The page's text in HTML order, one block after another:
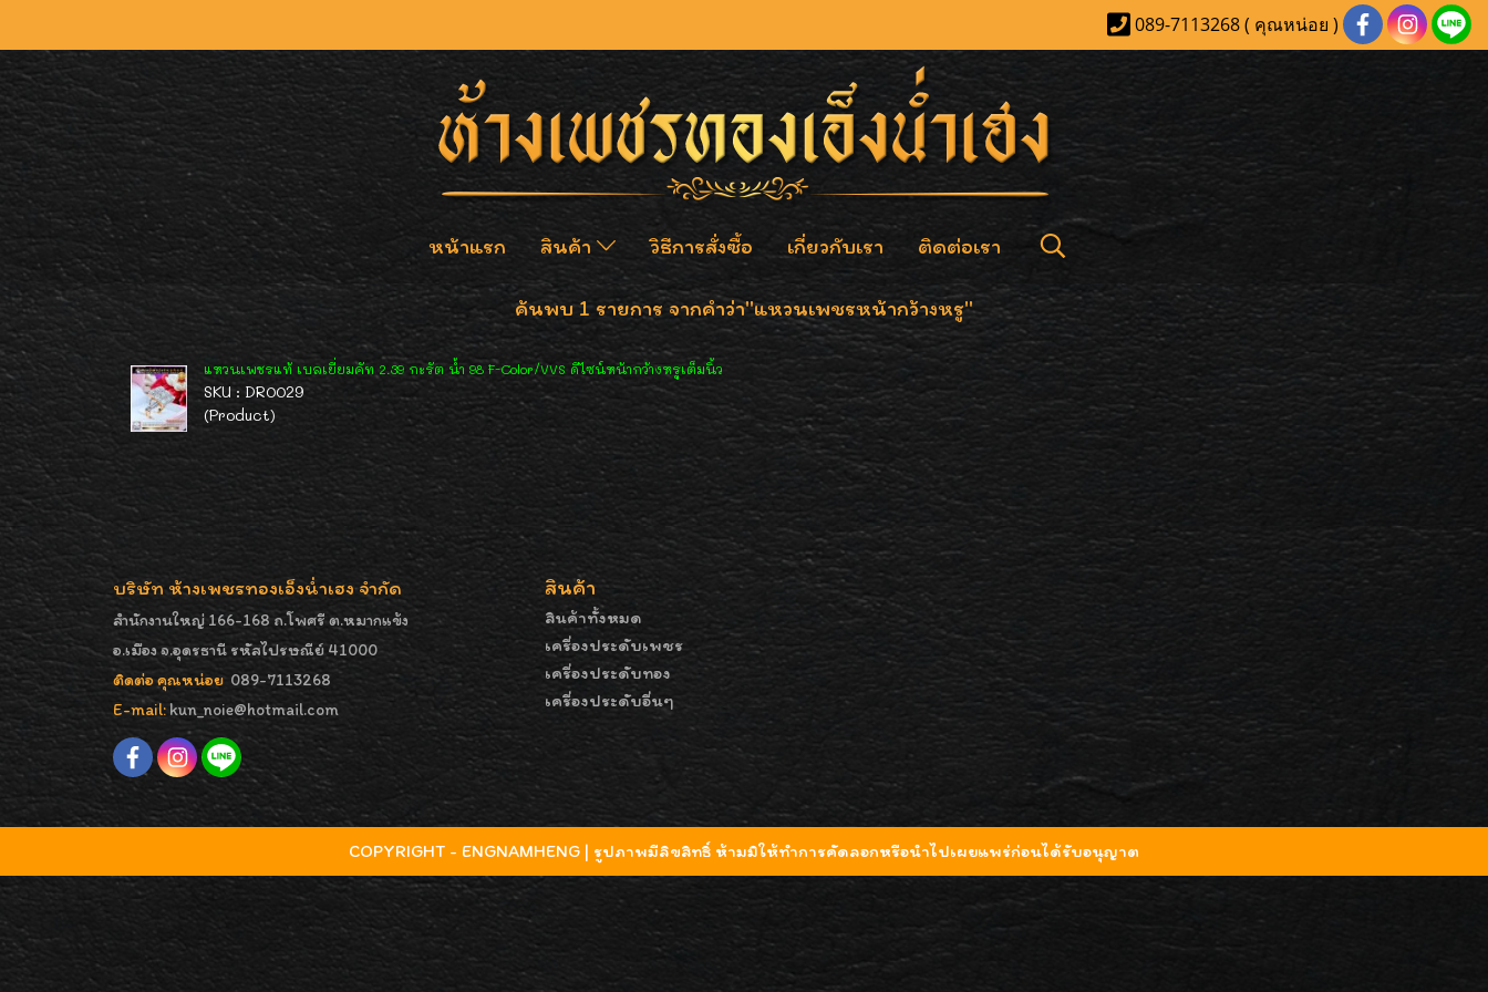
089-7113268 ( คุณหน่อย )
หน้าแรก สินค้า วิธีการสั่งซื้อ เกี่ยวกับเรา ติดต่อเรา
ค้นพบ 1 รายการ จากคำว่า"แหวนเพชรหน้ากว้างหรู"
แหวนเพชรแท้ เบลเยี่ยมคัท 2.39 กะรัต น้ำ 98 F-Color/VVS ดีไซน์หน้ากว้างหรูเต็มนิ้ว
SKU : DR0029
(Product)
บริษัท ห้างเพชรทองเอ็งน่ำเฮง จำกัด
สำนักงานใหญ่ 166-168 ถ.โพศรี ต.หมากแข้ง
อ.เมือง จ.อุดรธานี รหัสไปรษณีย์ 41000
ติดต่อ คุณหน่อย 089-7113268
E-mail:kun_noie@hotmail.com
สินค้า
สินค้าทั้งหมด
เครื่องประดับเพชร
เครื่องประดับทอง
เครื่องประดับอื่นๆ
COPYRIGHT - ENGNAMHENG | รูปภาพมีลิขสิทธิ์ ห้ามมิให้ทำการคัดลอกหรือนำไปเผยแพร่ก่อนได้รับอนุญาต